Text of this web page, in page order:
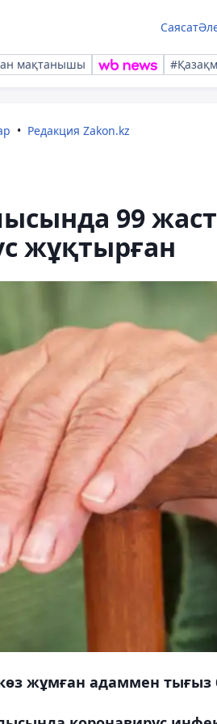
Саясат
мақтанышы
Редакция Zakon.kz
99
жұқтырған
жұмған адаммен тығыз